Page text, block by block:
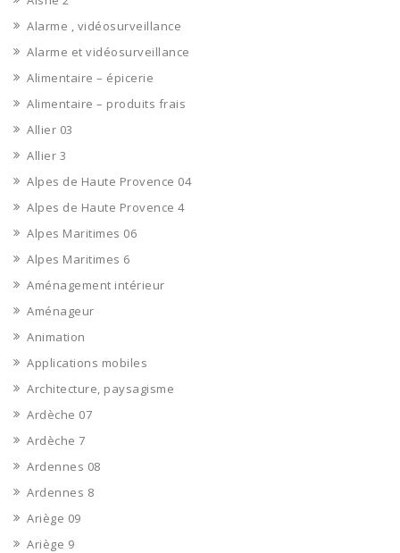
Alarme , vidéosurveillance
Alarme et vidéosurveillance
Alimentaire – épicerie
Alimentaire – produits frais
Allier 03
Allier 3
Alpes de Haute Provence 04
Alpes de Haute Provence 4
Alpes Maritimes 06
Alpes Maritimes 6
Aménagement intérieur
Aménageur
Animation
Applications mobiles
Architecture, paysagisme
Ardèche 07
Ardèche 7
Ardennes 08
Ardennes 8
Ariège 09
Ariège 9